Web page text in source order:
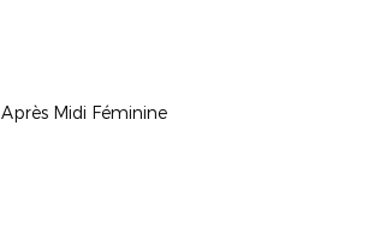
Après Midi Féminine